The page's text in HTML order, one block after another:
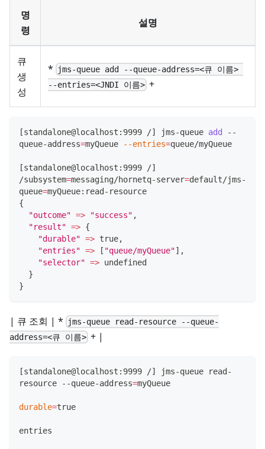
명
령
설명
큐
생
성
*
jms-queue add --queue-address=<큐 이름>
--entries=<JNDI 이름> +
[standalone@localhost:9999 /] jms-queue add
--
queue-address=myQueue --entries=queue/myQueue
[standalone@localhost:9999 /]
/subsystem=messaging/hornetq-server=default/jms-
queue=myQueue:read-resource
{
"outcome" => "success" ,
"result" => {
"durable" => true,
"entries" => [ "queue/myQueue"] ,
"selector" => undefined
}
}
| 큐 조회 | *
jms-queue read-resource --queue-
address=<큐 이름> + |
[standalone@localhost:9999 /]
jms-queue read-
resource --queue-address=myQueue
durable=true
entries